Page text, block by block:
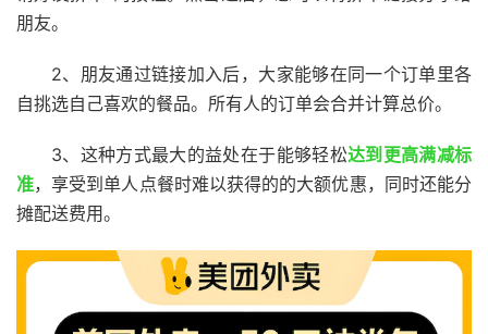
朋友。
2、朋友通过链接加入后，大家能够在同一个订单里各
自挑选自己喜欢的餐品。所有人的订单会合并计算总价。
3、这种方式最大的益处在于能够轻松达到更高满减标
准，享受到单人点餐时难以获得的的大额优惠，同时还能分
摊配送费用。